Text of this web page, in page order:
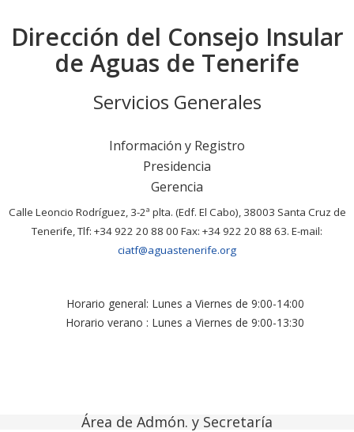
Dirección del Consejo Insular
de Aguas de Tenerife
Servicios Generales
Información y Registro
Presidencia
Gerencia
Calle Leoncio Rodríguez, 3-2ª plta. (Edf. El Cabo), 38003 Santa Cruz de
Tenerife, Tlf: +34 922 20 88 00 Fax: +34 922 20 88 63. E-mail:
ciatf@aguastenerife.org
Horario general: Lunes a Viernes de 9:00-14:00
Horario verano : Lunes a Viernes de 9:00-13:30
Área de Admón. y Secretaría